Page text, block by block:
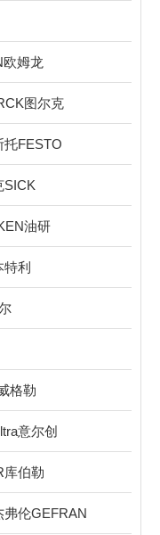
姆龙
图尔克
托FESTO
SICK
油研
利
格勒
意尔创
库伯勒
弗伦GEFRAN